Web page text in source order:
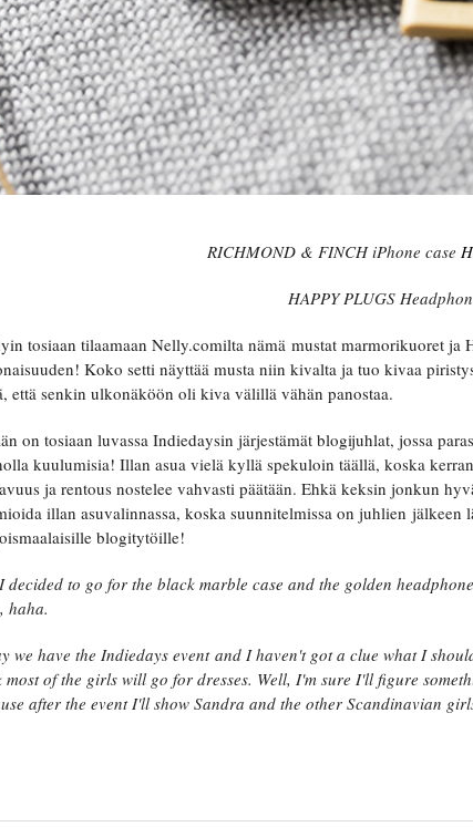
RICHMOND & FINCH iPhone case
HAPPY PLUGS
tosiaan tilaamaan Nelly.comilta nämä mustat marmorikuoret
Koko setti näyttää musta niin kivalta ja tuo kivaa
että senkin ulkonäköön oli kiva välillä vähän panostaa.
on tosiaan luvassa Indiedaysin järjestämät blogijuhlat, jossa
kuulumisia! Illan asua vielä kyllä spekuloin täällä, koska
ja rentous nostelee vahvasti päätään. Ehkä keksin jonkun
illan asuvalinnassa, koska suunnitelmissa on juhlien jälkeen
blogitytöille!
decided to go for the black marble case and the golden
haha.
we have the Indiedays event and I haven't got a clue what I
most of the girls will go for dresses. Well, I'm sure I'll figure
after the event I'll show Sandra and the other Scandinavian